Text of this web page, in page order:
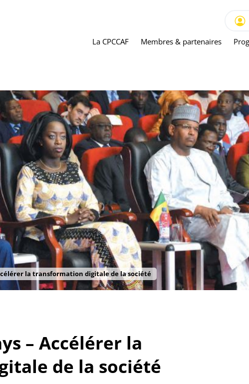
La CPCCAF Membres & partenaires
la transformation digitale de la société
– Accélérer la
de la société